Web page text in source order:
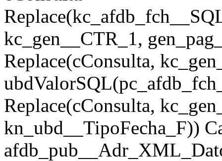
kc_gen__CTR_1,
Replace(cConsulta,
Replace(cConsulta,
kn_ubd__TipoFecha_F))